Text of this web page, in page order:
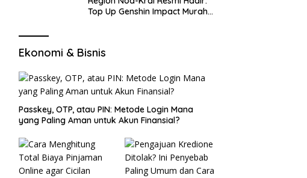
Top Up Genshin Impact Murah
Ekonomi & Bisnis
Passkey, OTP, atau PIN: Metode Login Mana
yang Paling Aman untuk Akun Finansial?